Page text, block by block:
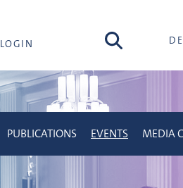
LOGIN search
PUBLICATIONS EVENTS MEDIA